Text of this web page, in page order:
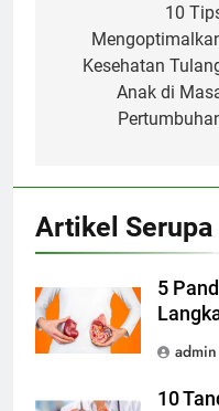
10
Kesehatan
Anak di
Artikel Serupa
5
admin
10